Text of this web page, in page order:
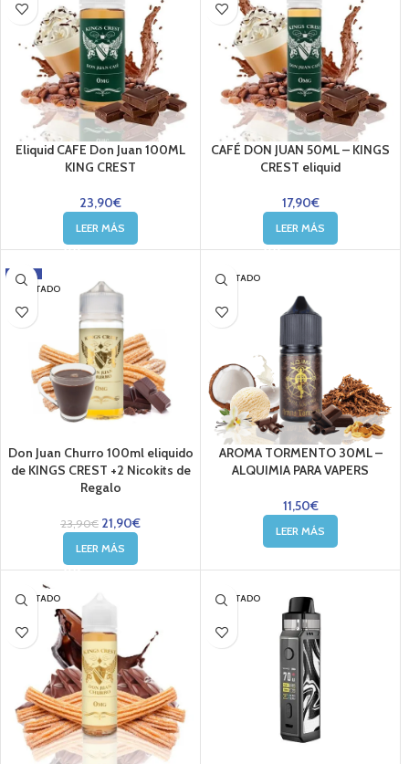
Eliquid CAFE Don Juan 100ML
KING CREST
23,90€
LEER MÁS
CAFÉ DON JUAN 50ML – KINGS
CREST eliquid
17,90€
LEER MÁS
-8%
AGOTADO
Don Juan Churro 100ml eliquido
de KINGS CREST +2 Nicokits de
Regalo
23,90€ 21,90€
LEER MÁS
AGOTADO
AROMA TORMENTO 30ML –
ALQUIMIA PARA VAPERS
11,50€
LEER MÁS
AGOTADO AGOTADO